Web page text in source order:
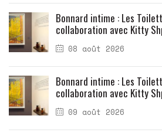
08 août 2026
Bonnard intime : Les
collaboration avec Kitty
09 août 2026
Bonnard intime : Les
collaboration avec Kitty